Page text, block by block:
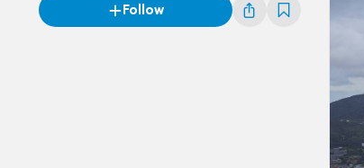
Follow